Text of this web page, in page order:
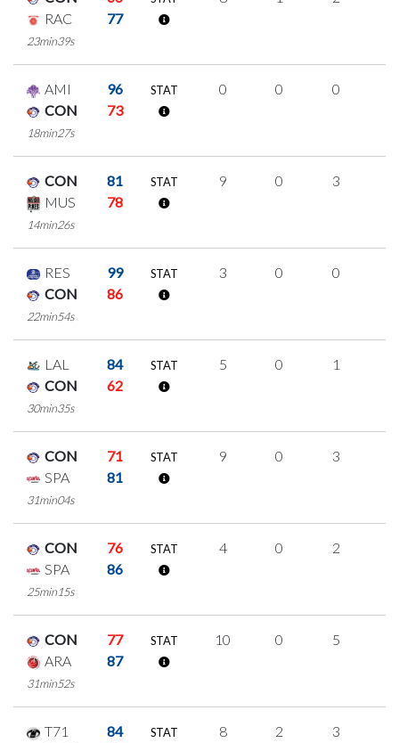
RAC
77
23min39s
AMI
96
CON
73
18min27s
STAT 0 0 0
CON
81
MUS
78
14min26s
STAT 9 0 3
RES
99
CON
86
22min54s
STAT 3 0 0
LAL
84
CON
62
30min35s
STAT 5 0 1
CON
71
SPA
81
31min04s
STAT 9 0 3
CON
76
SPA
86
25min15s
STAT 4 0 2
CON
77
ARA
87
31min52s
STAT 10 0 5
T71
84
STAT 8 2 3